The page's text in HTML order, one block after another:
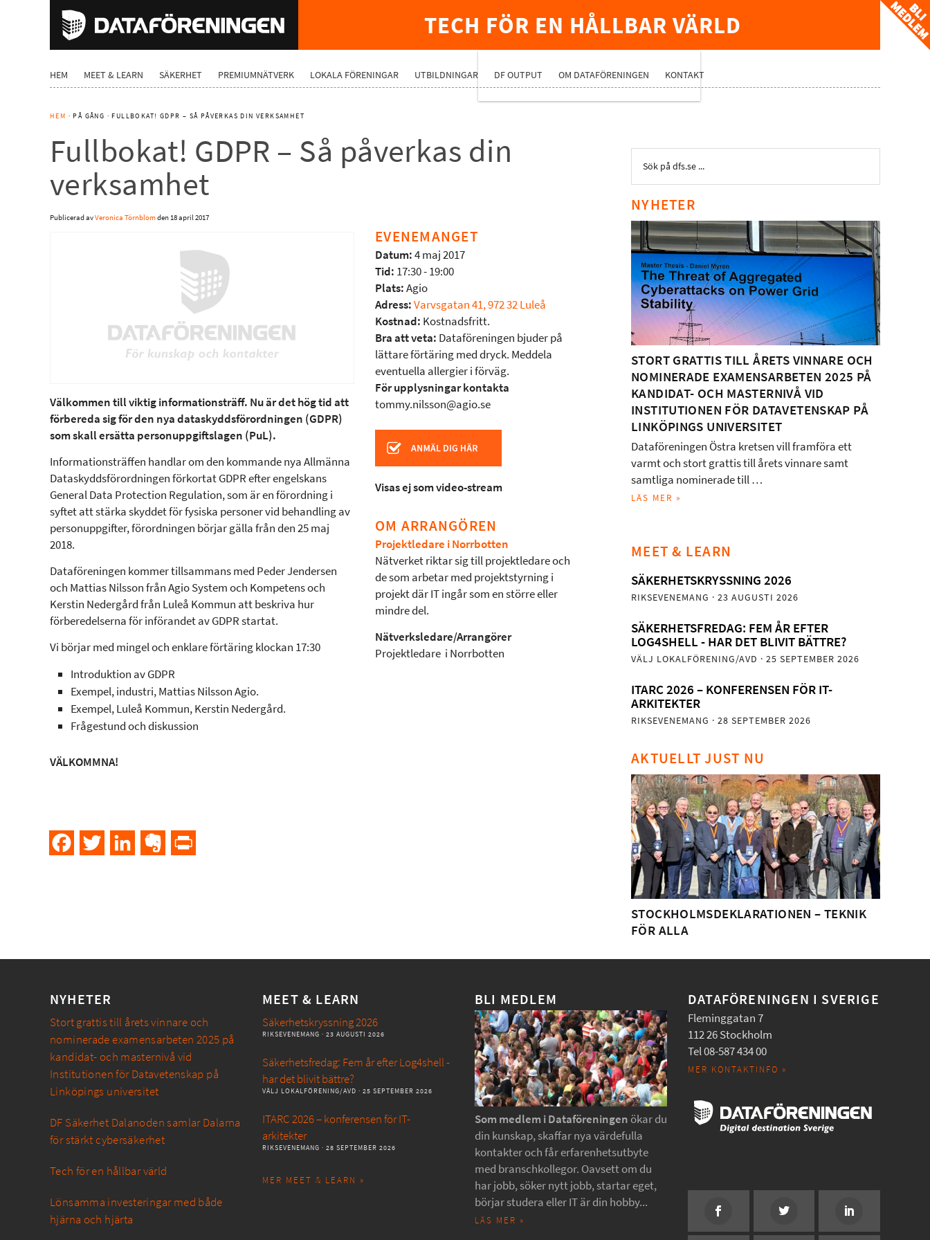
TECH FÖR EN HÅLLBAR VÄRLD
PREMIUMNÄTVERK
HEM MEET & LEARN SÄKERHET PREMIUMNÄTVERK LOKALA FÖRENINGAR UTBILDNINGAR DF OUTPUT OM DATAFÖRENINGEN KONTAKT
HEM · PÅ GÅNG · FULLBOKAT! GDPR – SÅ PÅVERKAS DIN VERKSAMHET
Fullbokat! GDPR – Så påverkas din
verksamhet
Publicerad avVeronica Törnblomden18 april 2017
Välkommen till viktig informationsträff. Nu är det hög tid att
förbereda sig för den nya dataskyddsförordningen (GDPR)
som skall ersätta personuppgiftslagen (PuL).
Informationsträffen handlar om den kommande nya Allmänna
Dataskyddsförordningen förkortat GDPR efter engelskans
General Data Protection Regulation, som är en förordning i
syftet att stärka skyddet för fysiska personer vid behandling av
personuppgifter, förordningen börjar gälla från den 25 maj
2018.
Dataföreningen kommer tillsammans med Peder Jendersen
och Mattias Nilsson från Agio System och Kompetens och
Kerstin Nedergård från Luleå Kommun att beskriva hur
förberedelserna för införandet av GDPR startat.
Vi börjar med mingel och enklare förtäring klockan 17:30
Introduktion av GDPR
Exempel, industri, Mattias Nilsson Agio.
Exempel, Luleå Kommun, Kerstin Nedergård.
Frågestund och diskussion
VÄLKOMMNA!
EVENEMANGET
Datum:4 maj 2017
Tid: 17:30 - 19:00
Plats:Agio
Adress:Varvsgatan 41, 972 32 Luleå
Kostnad: Kostnadsfritt.
Bra att veta: Dataföreningen bjuder på
lättare förtäring med dryck. Meddela
eventuella allergier i förväg.
För upplysningar kontakta
tommy.nilsson@agio.se
Visas ej som video-stream
OM ARRANGÖREN
Projektledare i Norrbotten
Nätverket riktar sig till projektledare och
de som arbetar med projektstyrning i
projekt där IT ingår som en större eller
mindre del.
Nätverksledare/Arrangörer
Projektledare i Norrbotten
FacebookTwitter LinkedInEvernote
NYHETER
STORT GRATTIS TILL ÅRETS VINNARE OCH
NOMINERADE EXAMENSARBETEN 2025 PÅ
KANDIDAT- OCH MASTERNIVÅ VID
INSTITUTIONEN FÖR DATAVETENSKAP PÅ
LINKÖPINGS UNIVERSITET
Dataföreningen Östra kretsen vill framföra ett
varmt och stort grattis till årets vinnare samt
samtliga nominerade till …
LÄS MER »
MEET & LEARN
SÄKERHETSKRYSSNING 2026
RIKSEVENEMANG · 23 AUGUSTI 2026
SÄKERHETSFREDAG: FEM ÅR EFTER
LOG4SHELL - HAR DET BLIVIT BÄTTRE?
VÄLJ LOKALFÖRENING/AVD · 25 SEPTEMBER 2026
ITARC 2026 – KONFERENSEN FÖR IT-
ARKITEKTER
RIKSEVENEMANG · 28 SEPTEMBER 2026
AKTUELLT JUST NU
STOCKHOLMSDEKLARATIONEN – TEKNIK
FÖR ALLA
NYHETER
Stort grattis till årets vinnare och
nominerade examensarbeten 2025 på
kandidat- och masternivå vid
Institutionen för Datavetenskap på
Linköpings universitet
DF Säkerhet Dalanoden samlar Dalarna
för stärkt cybersäkerhet
Tech för en hållbar värld
Lönsamma investeringar med både
hjärna och hjärta
MEET & LEARN
Säkerhetskryssning 2026
RIKSEVENEMANG · 23 AUGUSTI 2026
Säkerhetsfredag: Fem år efter Log4shell -
har det blivit bättre?
VÄLJ LOKALFÖRENING/AVD · 25 SEPTEMBER 2026
ITARC 2026 – konferensen för IT-
arkitekter
RIKSEVENEMANG · 28 SEPTEMBER 2026
MER MEET & LEARN »
BLI MEDLEM
Som medlem i Dataföreningen ökar du
din kunskap, skaffar nya värdefulla
kontakter och får erfarenhetsutbyte
med branschkollegor. Oavsett om du
har jobb, söker nytt jobb, startar eget,
börjar studera eller IT är din hobby...
LÄS MER »
DATAFÖRENINGEN I SVERIGE
Fleminggatan 7
112 26 Stockholm
Tel 08-587 434 00
MER KONTAKTINFO »